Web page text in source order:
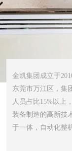
金凯集团成立于
东莞市万江区，集
人员占比15%以上
装备制造的高新技
于一体，自动化整